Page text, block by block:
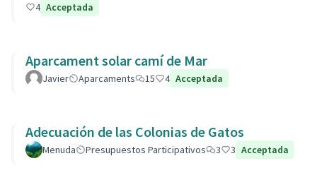
4 Acceptada
Aparcament solar camí de Mar
Javier Aparcaments 15 4 Acceptada
Adecuación de las Colonias de Gatos
Menuda Presupuestos Participativos 3 3 Acceptada